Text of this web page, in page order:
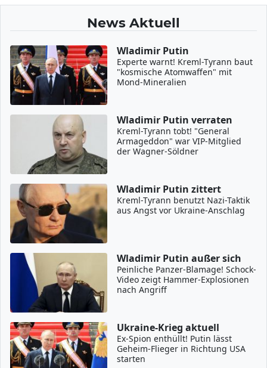
News Aktuell
Wladimir Putin
Experte warnt! Kreml-Tyrann baut
"kosmische Atomwaffen" mit
Mond-Mineralien
Wladimir Putin verraten
Kreml-Tyrann tobt! "General
Armageddon" war VIP-Mitglied
der Wagner-Söldner
Wladimir Putin zittert
Kreml-Tyrann benutzt Nazi-Taktik
aus Angst vor Ukraine-Anschlag
Wladimir Putin außer sich
Peinliche Panzer-Blamage! Schock-
Video zeigt Hammer-Explosionen
nach Angriff
Ukraine-Krieg aktuell
Ex-Spion enthüllt! Putin lässt
Geheim-Flieger in Richtung USA
starten